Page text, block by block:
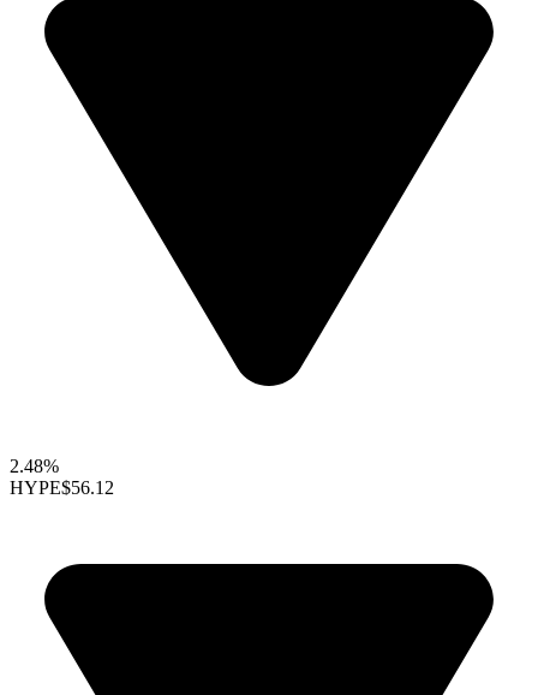
2.48%
HYPE$56.12